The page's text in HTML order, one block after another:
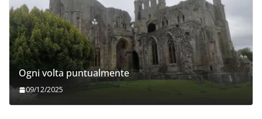
Ogni volta puntualmente
09/12/2025